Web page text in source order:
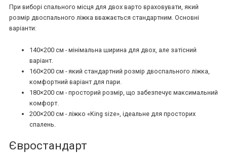
При виборі спального місця для двох варто враховувати, який
розмір двоспального ліжка вважається стандартним. Основні
варіанти:
140×200 см - мінімальна ширина для двох, але затісний
варіант.
160×200 см - який стандартний розмір двоспального ліжка,
комфортний варіант для пари.
180×200 см - просторий розмір, що забезпечує максимальний
комфорт.
200×200 см - ліжко «King size», ідеальне для просторих
спалень.
Євростандарт